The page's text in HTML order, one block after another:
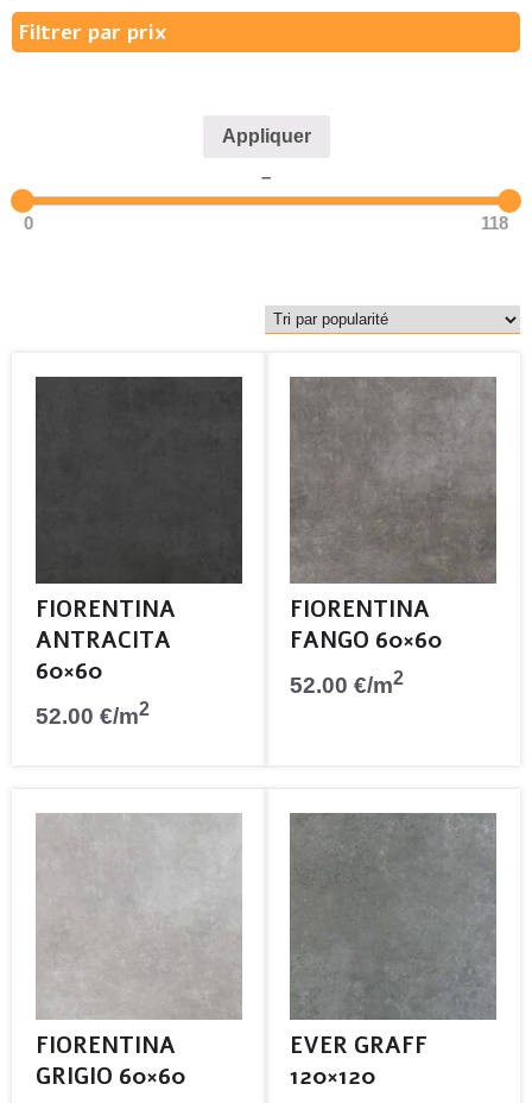
Filtrer par prix
Appliquer
–
0 118
FIORENTINA
ANTRACITA
60×60
52.00 €/m2
FIORENTINA
FANGO 60×60
52.00 €/m2
FIORENTINA
GRIGIO 60×60
EVER GRAFF
120×120